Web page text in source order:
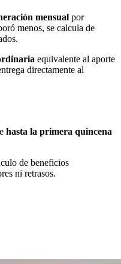
mensual por
menos, se calcula de
equivalente al aporte
directamente al
hasta la primera quincena
de beneficios
ni retrasos.